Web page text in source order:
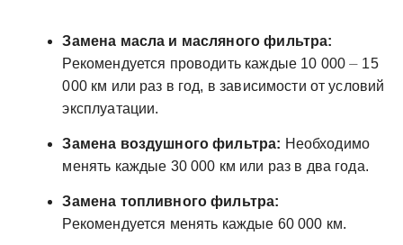
Замена масла и масляного фильтра:
Рекомендуется проводить каждые 10 000 ⏤ 15
000 км или раз в год, в зависимости от условий
эксплуатации.
Замена воздушного фильтра: Необходимо
менять каждые 30 000 км или раз в два года.
Замена топливного фильтра:
Рекомендуется менять каждые 60 000 км.